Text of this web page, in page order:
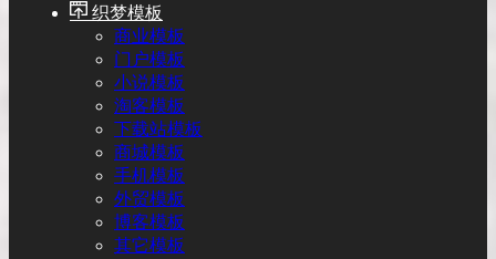
织梦模板
商业模板
门户模板
小说模板
淘客模板
下载站模板
商城模板
手机模板
外贸模板
博客模板
其它模板